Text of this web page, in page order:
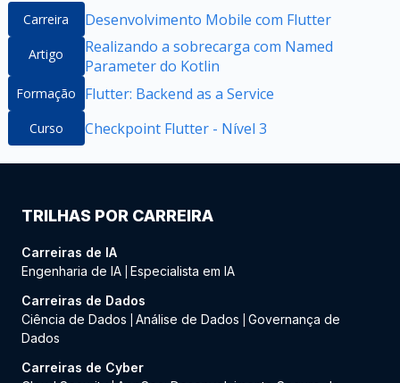
Carreira Desenvolvimento Mobile com Flutter
Artigo
Realizando a sobrecarga com Named
Parameter do Kotlin
Formação Flutter: Backend as a Service
Curso Checkpoint Flutter - Nível 3
TRILHAS POR CARREIRA
Carreiras de IA
Engenharia de IA Especialista em IA
Carreiras de Dados
Ciência de Dados
Análise de Dados
Governança de
Dados
Carreiras de Cyber